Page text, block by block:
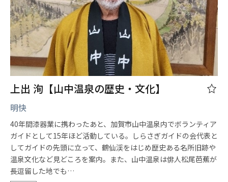
上出 洵【山中温泉の歴史・文化】
明快
40年間漆器業に携わったあと、加賀市山中温泉内でボランティア
ガイドとして15年ほど活動している。しらさぎガイドの会代表と
してガイドの先頭に立って、鶴仙渓をはじめ歴史ある名所旧跡や
温泉文化など見どころを案内。また、山中温泉は俳人松尾芭蕉が
長逗留した地でも…